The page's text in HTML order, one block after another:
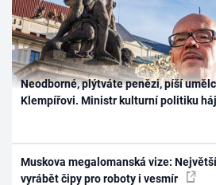
Neodborné, plýtváte penězi, píší
Klempířovi. Ministr kulturní politiku
Muskova megalomanská vize:
vyrábět čipy pro roboty i vesmír